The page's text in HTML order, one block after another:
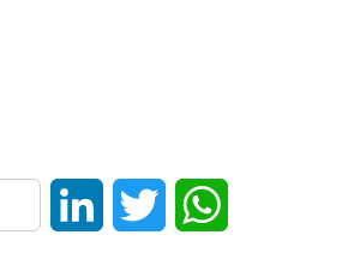
LinkedIn Twitter